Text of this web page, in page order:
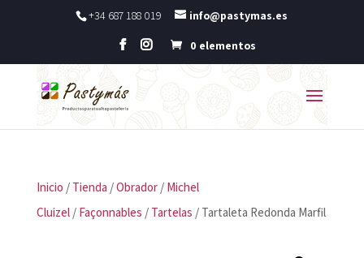
+34 687 188 019 info@pastymas.es
0 elementos
Inicio / Tienda /Obrador/ Michel
Cluizel/ Façonnables / Tartelas / Tartaleta Redonda Marfil